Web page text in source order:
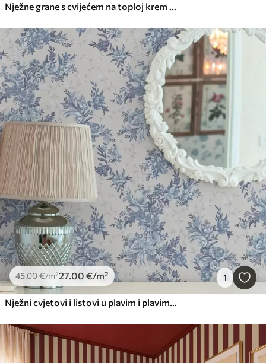
Nježne grane s cvijećem na toploj krem pozadini
45.00€/m²27.00 €/m² 1
Nježni cvjetovi i listovi u plavim i plavim bojama na svijetloj pozadini